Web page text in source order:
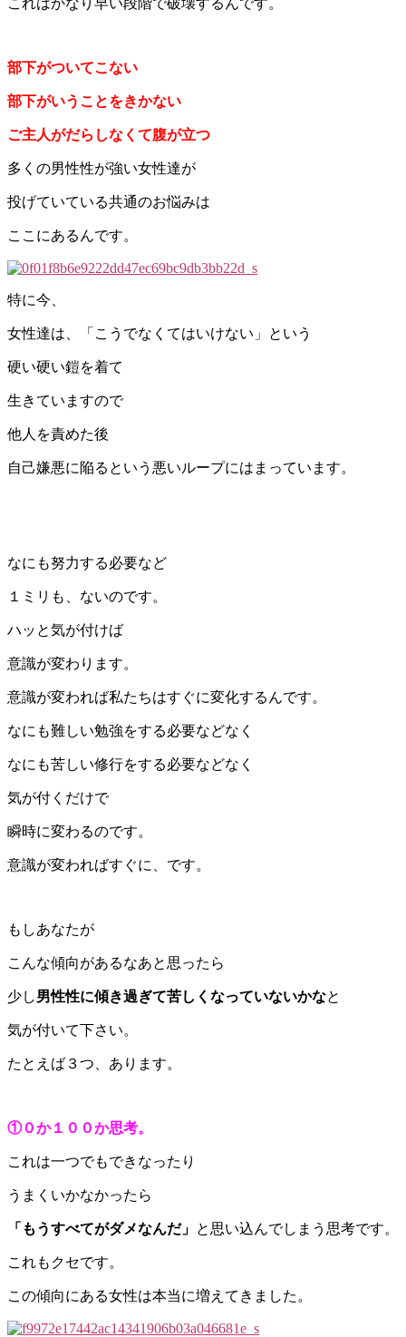
部下がついてこない
部下がいうことをきかない
ご主人がだらしなくて腹が立つ
多くの男性性が強い女性達が
投げていている共通のお悩みは
ここにあるんです。
特に今、
女性達は、「こうでなくてはいけない」という
硬い硬い鎧を着て
生きていますので
他人を責めた後
自己嫌悪に陥るという悪いループにはまっています。
なにも努力する必要など
１ミリも、ないのです。
ハッと気が付けば
意識が変わります。
意識が変われば私たちはすぐに変化するんです。
なにも難しい勉強をする必要などなく
なにも苦しい修行をする必要などなく
気が付くだけで
瞬時に変わるのです。
意識が変わればすぐに、です。
もしあなたが
こんな傾向があるなあと思ったら
少し男性性に傾き過ぎて苦しくなっていないかなと
気が付いて下さい。
たとえば３つ、あります。
①０か１００か思考。
これは一つでもできなったり
うまくいかなかったら
「もうすべてがダメなんだ」 と思い込んでしまう思考です。
これもクセです。
この傾向にある女性は本当に増えてきました。